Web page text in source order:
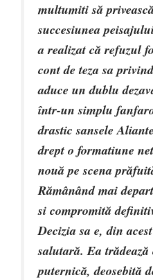
multumiti să
succesiunea
a realizat că refuzul
cont de teza sa
aduce un dublu
într-un simplu
drastic sansele
drept o formatiune
nouă pe scena
Rămânând mai
si compromită
Decizia sa e, din
salutară. Ea
puternică, deosebită